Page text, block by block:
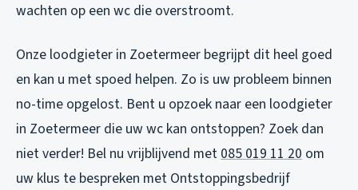
wachten op een wc die overstroomt.
Onze loodgieter in Zoetermeer begrijpt dit heel goed
en kan u met spoed helpen. Zo is uw probleem binnen
no-time opgelost. Bent u opzoek naar een loodgieter
in Zoetermeer die uw wc kan ontstoppen? Zoek dan
niet verder! Bel nu vrijblijvend met085 019 11 20 om
uw klus te bespreken met Ontstoppingsbedrijf